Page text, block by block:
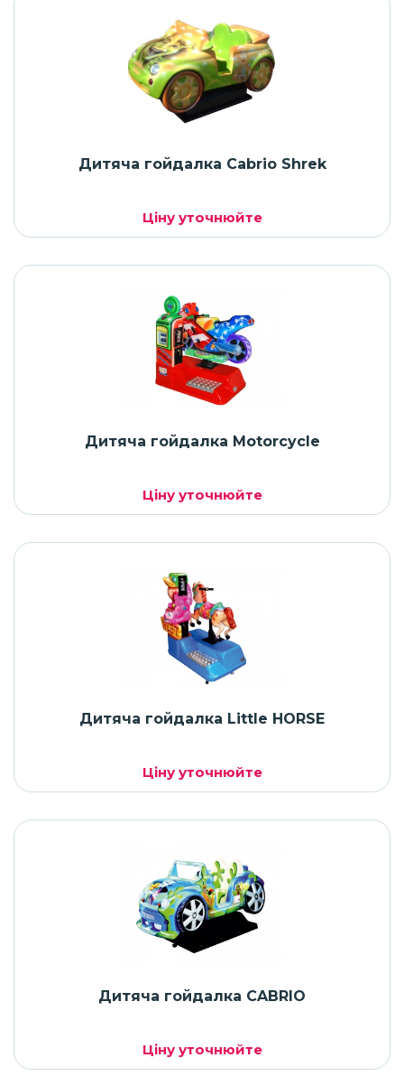
Дитяча гойдалка Cabrio Shrek
Ціну уточнюйте
Дитяча гойдалка Motorcycle
Ціну уточнюйте
Дитяча гойдалка Little HORSE
Ціну уточнюйте
Дитяча гойдалка CABRIO
Ціну уточнюйте